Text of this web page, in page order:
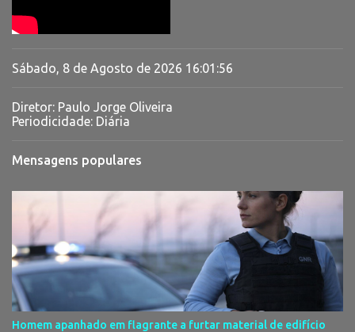
Sábado, 8 de Agosto de 2026 16:01:57
Diretor: Paulo Jorge Oliveira
Periodicidade: Diária
Mensagens populares
Homem apanhado em flagrante a furtar material de edifício